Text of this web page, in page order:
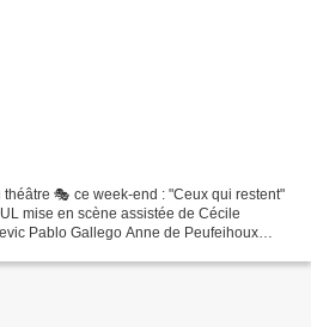
🎭 ce week-end : "Ceux qui restent"
mise en scène assistée de Cécile
Pablo Gallego Anne de Peufeihoux